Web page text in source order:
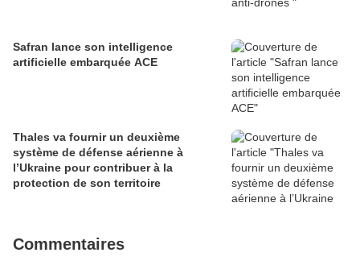
Safran lance son intelligence
artificielle embarquée ACE
Thales va fournir un deuxième
système de défense aérienne à
l’Ukraine pour contribuer à la
protection de son territoire
Commentaires